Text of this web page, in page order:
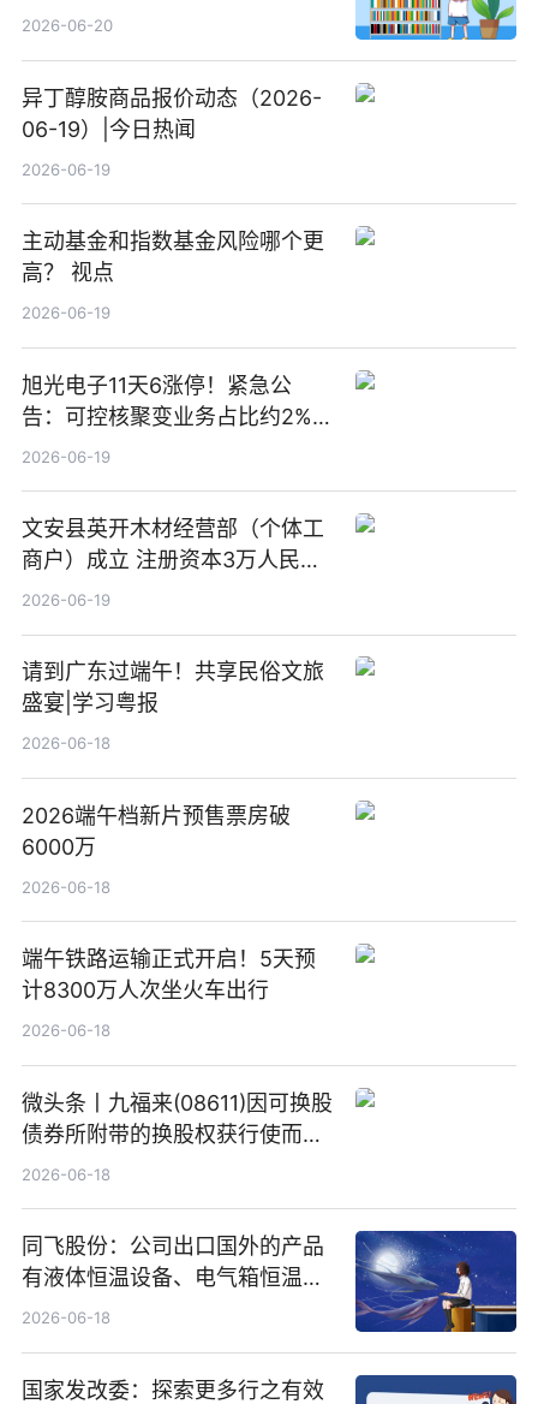
2026-06-20
异丁醇胺商品报价动态（2026-
06-19）|今日热闻
2026-06-19
主动基金和指数基金风险哪个更
高？ 视点
2026-06-19
旭光电子11天6涨停！紧急公
告：可控核聚变业务占比约2%！
前沿热点
2026-06-19
文安县英开木材经营部（个体工
商户）成立 注册资本3万人民币
新要闻
2026-06-19
请到广东过端午！共享民俗文旅
盛宴|学习粤报
2026-06-18
2026端午档新片预售票房破
6000万
2026-06-18
端午铁路运输正式开启！5天预
计8300万人次坐火车出行
2026-06-18
微头条丨九福来(08611)因可换股
债券所附带的换股权获行使而发
行5200万股
2026-06-18
同飞股份：公司出口国外的产品
有液体恒温设备、电气箱恒温装
置、纯水冷却单元和特种换热器
2026-06-18
国家发改委：探索更多行之有效